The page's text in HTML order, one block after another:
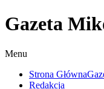
Gazeta
Menu
Strona Główna
Redakcja